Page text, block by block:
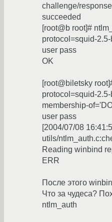
challenge/
succeeded
[root@b root]#
protocol=squid-
user pass
OK
[root@biletsky
protocol=squid-
membership-
user pass
[2004/07/08
utils/
Reading winbind
ERR
После этого
Что за чудеса?
ntlm_auth